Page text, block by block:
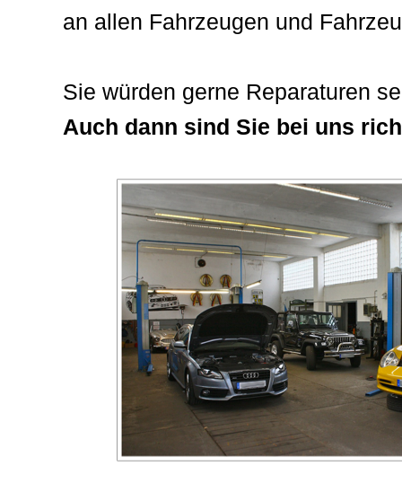
an allen Fahrzeugen und
Sie würden gerne Reparaturen
Auch dann sind Sie bei uns